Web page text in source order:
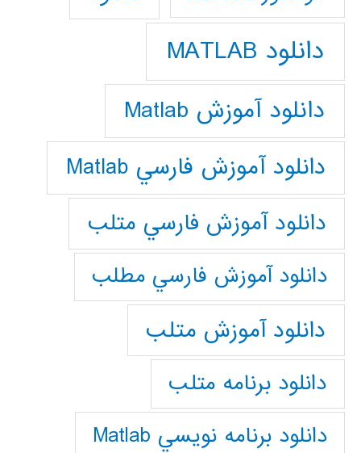
دانلود MATLAB
دانلود آموزش Matlab
دانلود آموزش فارسي Matlab
دانلود آموزش فارسي متلب
دانلود آموزش فارسي مطلب
دانلود آموزش متلب
دانلود برنامه متلب
دانلود برنامه نويسي Matlab